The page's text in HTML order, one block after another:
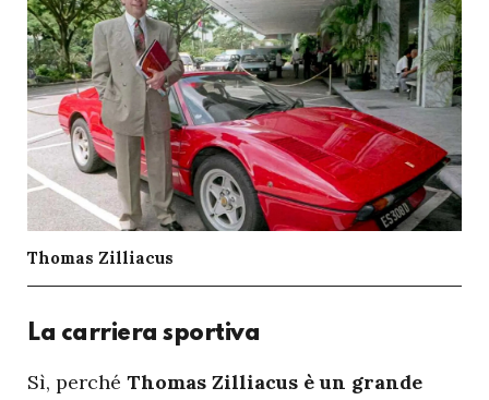
Thomas Zilliacus
La carriera sportiva
Sì, perché Thomas Zilliacus è un grande